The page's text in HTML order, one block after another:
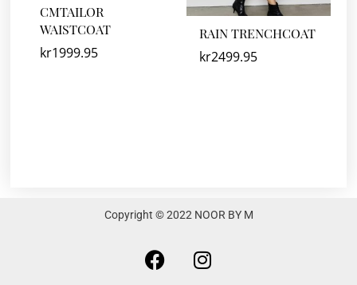
CMTAILOR
WAISTCOAT
kr1999.95
RAIN TRENCHCOAT
kr2499.95
Copyright © 2022 NOOR BY M
F
a
I
n